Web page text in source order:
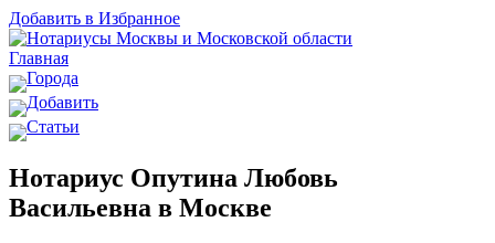
Добавить в Избранное
Главная
Города
Добавить
Статьи
Нотариус Опутина Любовь
Васильевна в Москве